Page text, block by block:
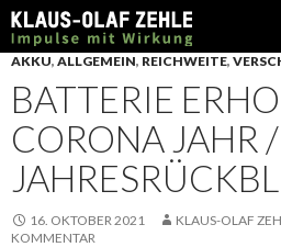
Suchen
SPRINGE
ZUM
INHALT
AKKU, ALLGEMEIN, REICHWEITE,
BATTERIE
CORONA JAHR
16. OKTOBER 2021 KLAUS-OLAF
KOMMENTAR